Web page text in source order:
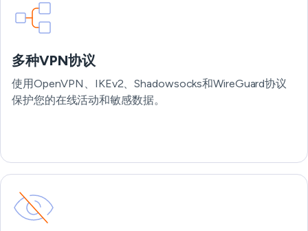
多种VPN协议
使用OpenVPN、IKEv2、Shadowsocks和WireGuard协议
保护您的在线活动和敏感数据。